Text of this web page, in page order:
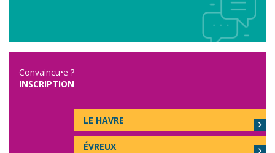
Convaincu•e ?
INSCRIPTION
LE HAVRE
ÉVREUX